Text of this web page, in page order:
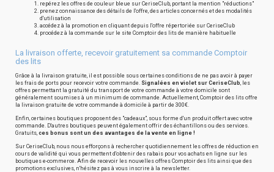
repérez les offres de couleur bleue sur CeriseClub, portant la mention "réductions"
prenez connaissance des détails de l'offre, des articles concernés et des modalités
d'utilisation
accédez à la promotion en cliquant depuis l'offre répertoriée sur CeriseClub
procédez à la commande sur le site Comptoir des lits de manière habituelle
La livraison offerte, recevoir gratuitement sa commande Comptoir
des lits
Grâce à la livraison gratuite, il est possible sous certaines conditions de ne pas avoir à payer
les frais de ports pour recevoir votre commande. Signalées en violet sur CeriseClub, les
offres permettant la gratuité du transport de votre commande à votre domicile sont
généralement soumises à un minimum de commande. Actuellement, Comptoir des lits offre
la livraison gratuite de votre commande à domicile à partir de 300€.
Enfin, certaines boutiques proposent des "cadeaux", sous forme d'un produit offert avec votre
commande. D'autres boutiques peuvent également offrir des échantillons ou des services.
Gratuits, ces bonus sont un des avantages de la vente en ligne !
Sur CeriseClub, nous nous efforçons à rechercher quotidiennement les offres de réduction en
cours de validité qui vous permettent d'obtenir des rabais pour vos achats en ligne sur les
boutiques e-commerce. Afin de recevoir les nouvelles offres Comptoir des lits ainsi que des
promotions exclusives, n'hésitez pas à vous inscrire à la newsletter.